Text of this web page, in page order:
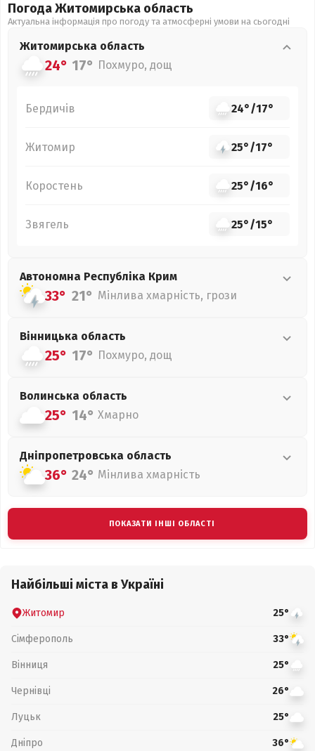
Погода Житомирська область
Актуальна інформація про погоду та атмосферні умови на сьогодні
Житомирська область
24° 17° Похмуро, дощ
Бердичів 24°/17°
Житомир 25°/17°
Коростень 25°/16°
Звягель 25°/15°
Автономна Республіка Крим
33° 21° Мінлива хмарність, грози
Вінницька область
25° 17° Похмуро, дощ
Волинська область
25° 14° Хмарно
Дніпропетровська область
36° 24° Мінлива хмарність
ПОКАЗАТИ ІНШІ ОБЛАСТІ
Найбільші міста в Україні
Житомир 25°
Сімферополь 33°
Вінниця 25°
Чернівці 26°
Луцьк 25°
Дніпро 36°